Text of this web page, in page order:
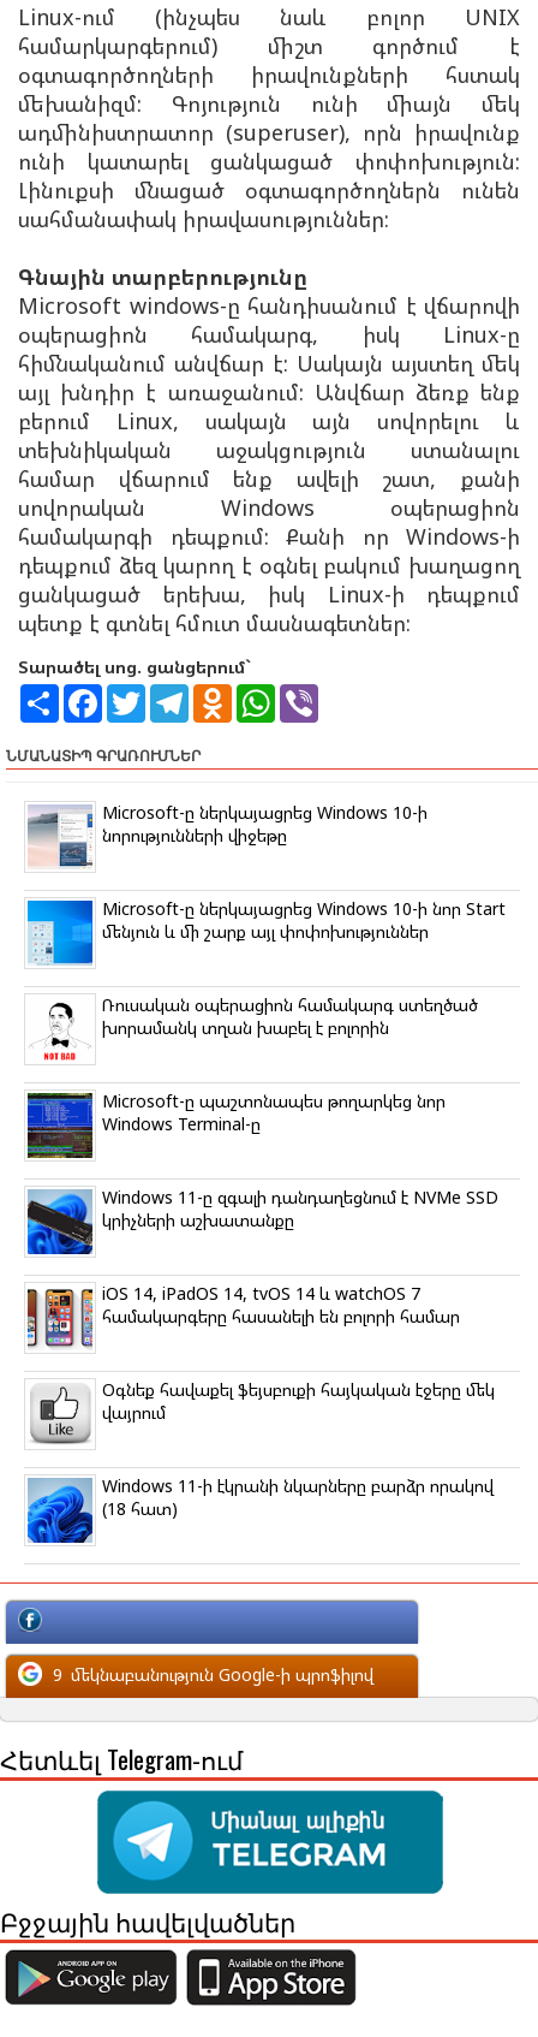
Linux-ում (ինչպես նաև բոլոր UNIX
համարկարգերում) միշտ գործում է
օգտագործողների իրավունքների հստակ
մեխանիզմ: Գոյություն ունի միայն մեկ
ադմինիստրատոր (superuser), որն իրավունք
ունի կատարել ցանկացած փոփոխություն:
Լինուքսի մնացած օգտագործողներն ունեն
սահմանափակ իրավասություններ:
Գնային տարբերությունը
Microsoft windows-ը հանդիսանում է վճարովի
օպերացիոն համակարգ, իսկ Linux-ը
հիմնականում անվճար է: Սակայն այստեղ մեկ
այլ խնդիր է առաջանում: Անվճար ձեռք ենք
բերում Linux, սակայն այն սովորելու և
տեխնիկական աջակցություն ստանալու
համար վճարում ենք ավելի շատ, քանի
սովորական Windows օպերացիոն
համակարգի դեպքում: Քանի որ Windows-ի
դեպքում ձեզ կարող է օգնել բակում խաղացող
ցանկացած երեխա, իսկ Linux-ի դեպքում
պետք է գտնել հմուտ մասնագետներ:
Տարածել սոց. ցանցերում`
S
r
e
F
e
b
o
k
T
w
t
t
r
T
e
g
a
m
O
k
a
s
s
i
k
i
W
s
p
p
r
ՆՄԱՆԱՏԻՊ ԳՐԱՌՈՒՄՆԵՐ
Microsoft-ը ներկայացրեց Windows 10-ի
նորությունների վիջեթը
Microsoft-ը ներկայացրեց Windows 10-ի նոր Start
մենյուն և մի շարք այլ փոփոխություններ
Ռուսական օպերացիոն համակարգ ստեղծած
խորամանկ տղան խաբել է բոլորին
Microsoft-ը պաշտոնապես թողարկեց նոր
Windows Terminal-ը
Windows 11-ը զգալի դանդաղեցնում է NVMe SSD
կրիչների աշխատանքը
iOS 14, iPadOS 14, tvOS 14 և watchOS 7
համակարգերը հասանելի են բոլորի համար
Օգնեք հավաքել ֆեյսբուքի հայկական էջերը մեկ
վայրում
Windows 11-ի էկրանի նկարները բարձր որակով
(18 հատ)
մեկնաբանություն Facebook-ի պրոֆիլով
9 մեկնաբանություն Google-ի պրոֆիլով
Հետևել Telegram-ում
Բջջային հավելվածներ